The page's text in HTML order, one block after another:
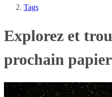
Tags
Explorez et
prochain